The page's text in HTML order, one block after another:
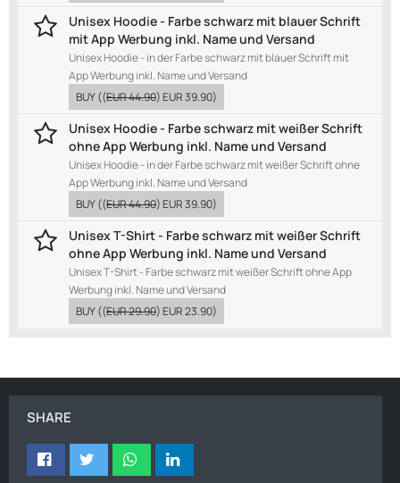
Unisex Hoodie - Farbe schwarz mit blauer Schrift
mit App Werbung inkl. Name und Versand
Unisex Hoodie - in der Farbe schwarz mit blauer Schrift mit
App Werbung inkl. Name und Versand
BUY((EUR 44.90)EUR 39.90)
Unisex Hoodie - Farbe schwarz mit weißer Schrift
ohne App Werbung inkl. Name und Versand
Unisex Hoodie - in der Farbe schwarz mit weißer Schrift ohne
App Werbung inkl. Name und Versand
BUY((EUR 44.90)EUR 39.90)
Unisex T-Shirt - Farbe schwarz mit weißer Schrift
ohne App Werbung inkl. Name und Versand
Unisex T-Shirt - Farbe schwarz mit weißer Schrift ohne App
Werbung inkl. Name und Versand
BUY((EUR 29.90)EUR 23.90)
SHARE